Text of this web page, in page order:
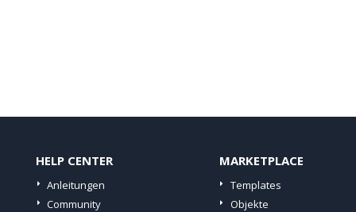
HELP CENTER
Anleitungen
Community
MARKETPLACE
Templates
Objekte